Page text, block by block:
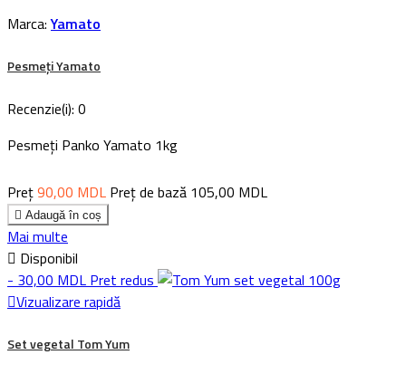
Marca:Yamato
Pesmeți Yamato
Recenzie(i): 0
Pesmeți Panko Yamato 1kg
Preț90,00 MDL Preț de bază 105,00 MDL
 Adaugă în coș
Mai multe
 Disponibil
- 30,00 MDL Pret redus
Vizualizare rapidă
Set vegetal Tom Yum